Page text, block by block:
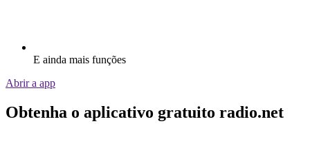
E ainda mais funções
Abrir a app
Obtenha o aplicativo gratuito radio.net